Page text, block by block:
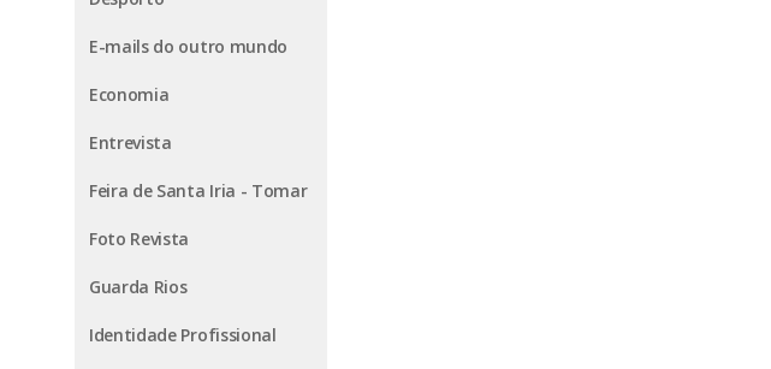
E-mails do outro mundo
Economia
Entrevista
Feira de Santa Iria - Tomar
Foto Revista
Guarda Rios
Identidade Profissional